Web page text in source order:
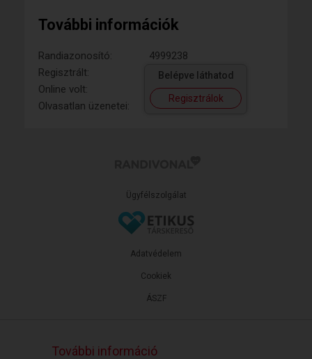
További információk
Randiazonosító:
4999238
Regisztrált:
Online volt:
Olvasatlan üzenetei:
Belépve láthatod
Regisztrálok
Ügyfélszolgálat
ÁSZF
Adatvédelem
Cookiek
További információ